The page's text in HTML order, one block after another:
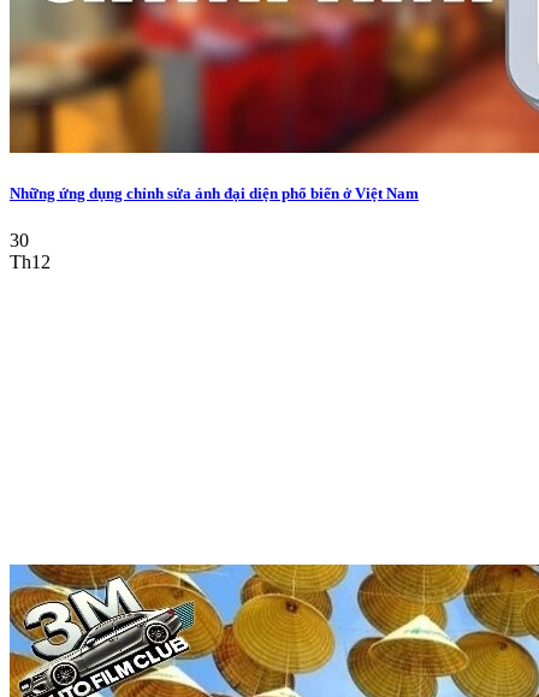
Những ứng dụng chỉnh sửa ảnh đại diện phổ biến ở Việt Nam
30
Th12